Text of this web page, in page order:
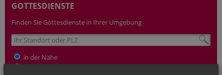
GOTTESDIENSTE
Finden Sie Gottesdienste in Ihrer Umgebung
in der Nähe
nach Plz